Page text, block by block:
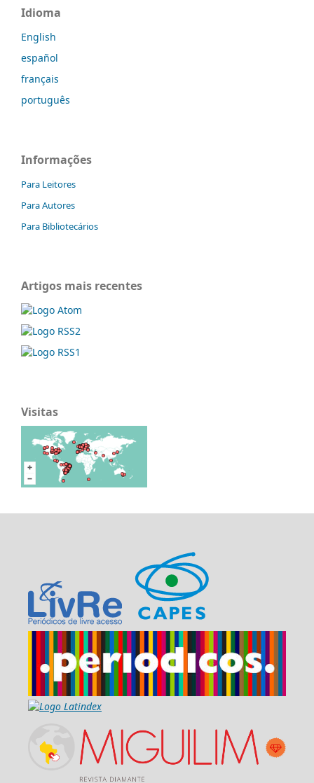
Idioma
English
español
français
português
Informações
Para Leitores
Para Autores
Para Bibliotecários
Artigos mais recentes
Visitas